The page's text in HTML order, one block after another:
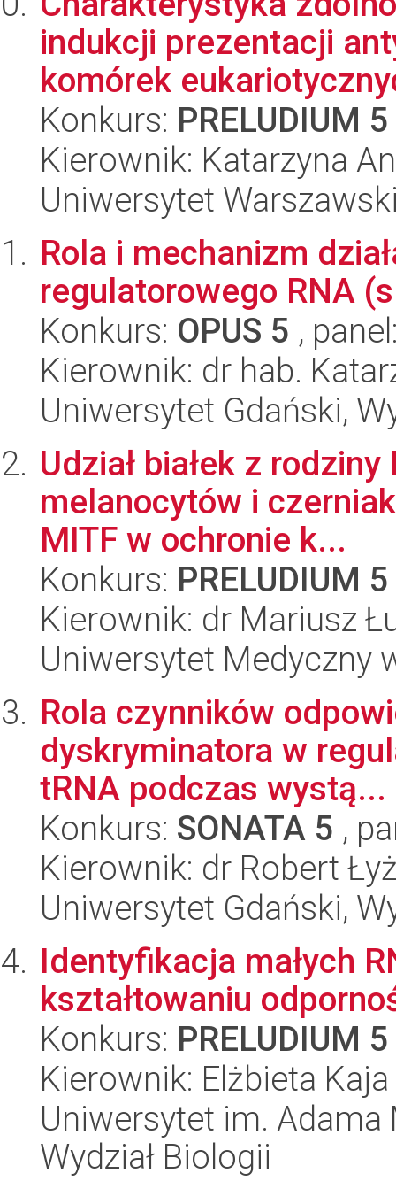
indukcji prezentacji
komórek
Konkurs: PRELUDIUM 5
Kierownik: Katarzyna
Uniwersytet
Rola i mechanizm
regulatorowego RNA
Konkurs: OPUS 5 ,
Kierownik: dr hab.
Uniwersytet Gdański,
Udział białek z
melanocytów i
MITF w ochronie k...
Konkurs: PRELUDIUM 5
Kierownik: dr Mariusz
Uniwersytet Medyczny
Rola czynników
dyskryminatora w
tRNA podczas wystą...
Konkurs: SONATA 5 ,
Kierownik: dr Robert
Uniwersytet Gdański,
Identyfikacja małych
kształtowaniu
Konkurs: PRELUDIUM 5
Kierownik: Elżbieta Kaja
Uniwersytet im.
Wydział Biologii